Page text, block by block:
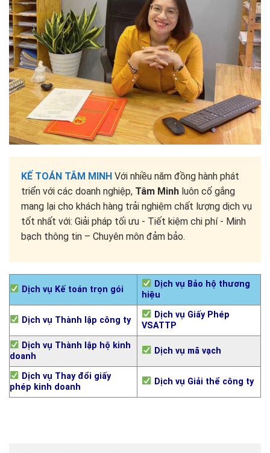
KẾ TOÁN TÂM MINHVới nhiều năm đồng hành phát
triển với các doanh nghiệp, Tâm Minhluôn cố gắng
mang lại cho khách hàng trải nghiệm chất lượng dịch vụ
tốt nhất với: Giải pháp tối ưu - Tiết kiệm chi phí - Minh
bạch thông tin – Chuyên môn đảm bảo.
Dịch vụ Kế toán trọn gói
Dịch vụ Bảo hộ thương
hiệu
Dịch vụ Thành lập công ty
Dịch vụ Giấy Phép
VSATTP
Dịch vụ Thành lập hộ kinh
doanh
Dịch vụ mã vạch
Dịch vụ Thay đổi giấy
phép kinh doanh
Dịch vụ Giải thể công ty